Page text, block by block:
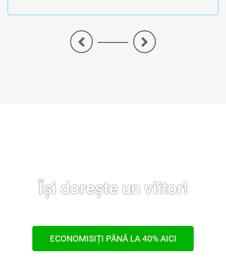
<
Își dorește un viitor!
ECONOMISIȚI PÂNĂ LA 40% AICI